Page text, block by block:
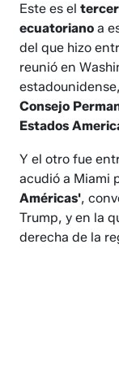
Este es el
ecuatorianoa
del que hizo
reunió en
estadounidense,
Consejo
Estados
Y el otro fue
acudió a Miami
Américas',
Trump, y en la
derecha de la